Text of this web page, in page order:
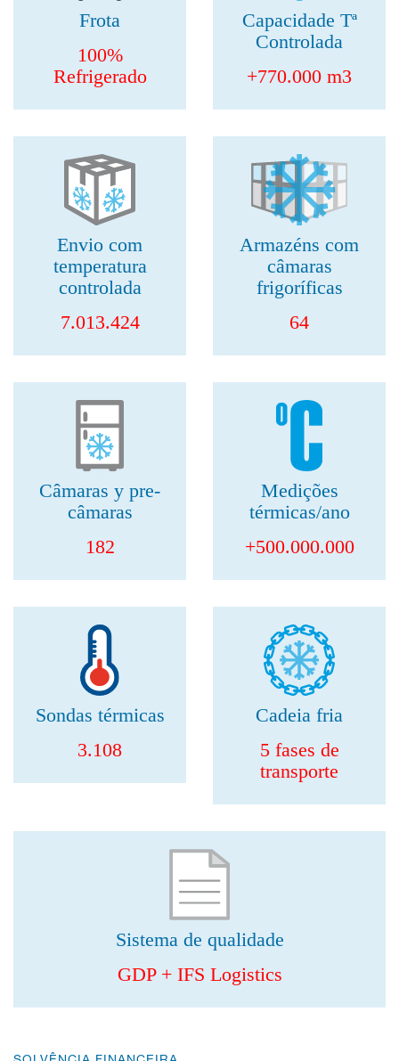
Frota
100%
Refrigerado
Capacidade Tª
Controlada
+770.000 m3
Envio com
temperatura
controlada
7.013.424
Armazéns com
câmaras
frigoríficas
64
Câmaras y pre-
câmaras
182
Medições
térmicas/ano
+500.000.000
Sondas térmicas
3.108
Cadeia fria
5 fases de
transporte
Sistema de qualidade
GDP + IFS Logistics